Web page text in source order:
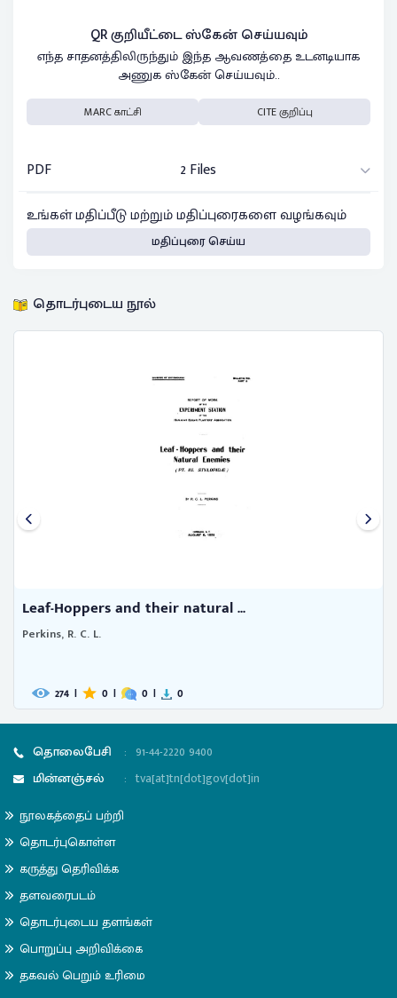
QR குறியீட்டை ஸ்கேன் செய்யவும்
எந்த சாதனத்திலிருந்தும் இந்த ஆவணத்தை உடனடியாக
அணுக ஸ்கேன் செய்யவும்..
MARC காட்சி CITE குறிப்பு
PDF
2 Files
உங்கள் மதிப்பீடு மற்றும் மதிப்புரைகளை வழங்கவும்
மதிப்புரை செய்ய
தொடர்புடைய நூல்
Leaf-Hoppers and their natural ...
Perkins, R. C. L.
274 | 0 | 0 | 0
தொலைபேசி : 91-44-2220 9400
மின்னஞ்சல்
: tva[at]tn[dot]gov[dot]in
நூலகத்தைப் பற்றி
தொடர்புகொள்ள
கருத்து தெரிவிக்க
தளவரைபடம்
தொடர்புடைய தளங்கள்
பொறுப்பு அறிவிக்கை
தகவல் பெறும் உரிமை